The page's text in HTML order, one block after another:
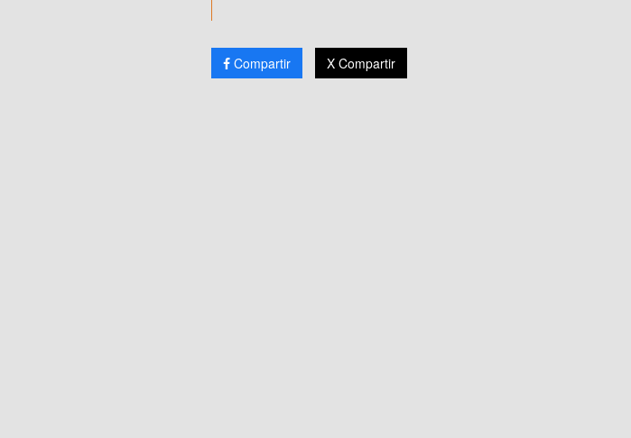
Compartir X Compartir